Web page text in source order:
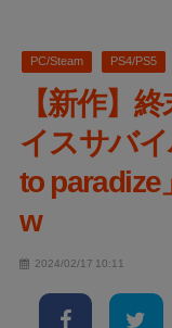
PC/Steam PS4/PS5
【新作】
イスサバ
to paradize
w
2024/02/17 10:11